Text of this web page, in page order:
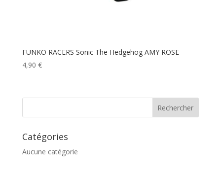
FUNKO RACERS Sonic The Hedgehog AMY ROSE
4,90 €
Catégories
Aucune catégorie